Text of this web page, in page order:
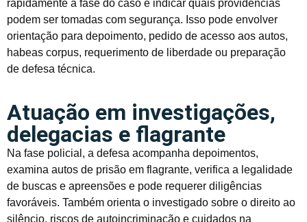
rapidamente a fase do caso e indicar quais providências
podem ser tomadas com segurança. Isso pode envolver
orientação para depoimento, pedido de acesso aos autos,
habeas corpus, requerimento de liberdade ou preparação
de defesa técnica.
Atuação em investigações,
delegacias e flagrante
Na fase policial, a defesa acompanha depoimentos,
examina autos de prisão em flagrante, verifica a legalidade
de buscas e apreensões e pode requerer diligências
favoráveis. Também orienta o investigado sobre o direito ao
silêncio, riscos de autoincriminação e cuidados na